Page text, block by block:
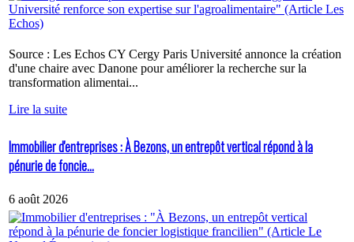
Source : Les Echos CY Cergy Paris Université annonce la création
d'une chaire avec Danone pour améliorer la recherche sur la
transformation alimentai...
Lire la suite
Immobilier d'entreprises : À Bezons, un entrepôt vertical répond à la
pénurie de foncie...
6 août 2026